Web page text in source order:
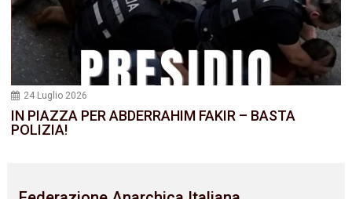
24 Luglio 2026
IN PIAZZA PER ABDERRAHIM FAKIR – BASTA
POLIZIA!